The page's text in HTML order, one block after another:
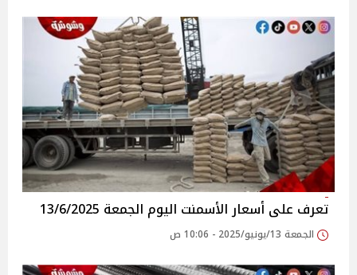
تعرف على أسعار الأسمنت اليوم الجمعة 13/6/2025
الجمعة 13/يونيو/2025 - 10:06 ص